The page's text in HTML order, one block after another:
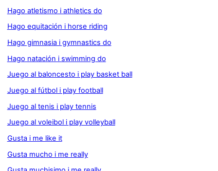
Hago atletismo i athletics do
Hago equitación i horse riding
Hago gimnasia i gymnastics do
Hago natación i swimming do
Juego al baloncesto i play basket ball
Juego al fútbol i play football
Juego al tenis i play tennis
Juego al voleibol i play volleyball
Gusta i me like it
Gusta mucho i me really